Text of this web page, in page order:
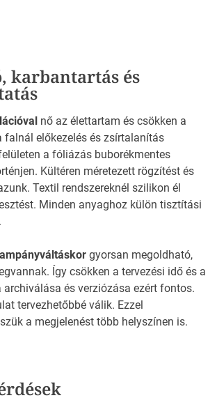
karbantartás és
nő az élettartam és csökken a
falnál előkezelés és zsírtalanítás
a fóliázás buborékmentes
Kültéren méretezett rögzítést és
Textil rendszereknél szilikon él
Minden anyaghoz külön tisztítási
gyorsan megoldható,
Így csökken a tervezési idő és a
archiválása és verziózása ezért fontos.
tervezhetőbbé válik. Ezzel
a megjelenést több helyszínen is.